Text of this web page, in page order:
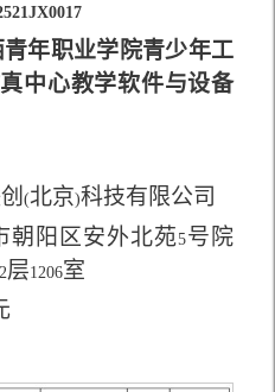
年职业学院青少年工
中心教学软件与设备
(北京)科技有限公司
朝阳区安外北苑5号院
层1206室